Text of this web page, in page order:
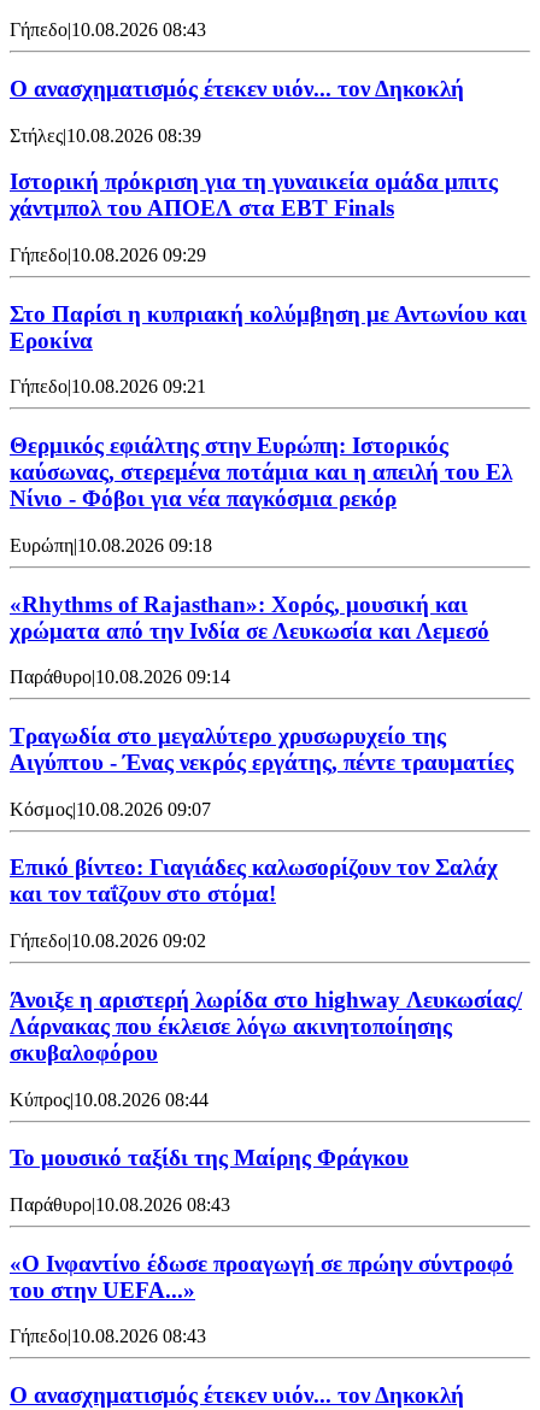
Γήπεδο|10.08.2026 08:43
Ο ανασχηματισμός έτεκεν υιόν... τον Δηκοκλή
Στήλες|10.08.2026 08:39
Ιστορική πρόκριση για τη γυναικεία ομάδα μπιτς
χάντμπολ του ΑΠΟΕΛ στα EBT Finals
Γήπεδο|10.08.2026 09:29
Στο Παρίσι η κυπριακή κολύμβηση με Αντωνίου και
Εροκίνα
Γήπεδο|10.08.2026 09:21
Θερμικός εφιάλτης στην Ευρώπη: Ιστορικός
καύσωνας, στερεμένα ποτάμια και η απειλή του Ελ
Νίνιο - Φόβοι για νέα παγκόσμια ρεκόρ
Ευρώπη|10.08.2026 09:18
«Rhythms of Rajasthan»: Χορός, μουσική και
χρώματα από την Ινδία σε Λευκωσία και Λεμεσό
Παράθυρο|10.08.2026 09:14
Τραγωδία στο μεγαλύτερο χρυσωρυχείο της
Αιγύπτου - Ένας νεκρός εργάτης, πέντε τραυματίες
Κόσμος|10.08.2026 09:07
Επικό βίντεο: Γιαγιάδες καλωσορίζουν τον Σαλάχ
και τον ταΐζουν στο στόμα!
Γήπεδο|10.08.2026 09:02
Άνοιξε η αριστερή λωρίδα στο highway Λευκωσίας/
Λάρνακας που έκλεισε λόγω ακινητοποίησης
σκυβαλοφόρου
Κύπρος|10.08.2026 08:44
Το μουσικό ταξίδι της Μαίρης Φράγκου
Παράθυρο|10.08.2026 08:43
«Ο Ινφαντίνο έδωσε προαγωγή σε πρώην σύντροφό
του στην UEFA...»
Γήπεδο 10.08.2026 08:43
Ο ανασχηματισμός έτεκεν υιόν... τον Δηκοκλή